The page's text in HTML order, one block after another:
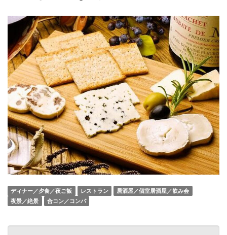
ディナー／夕食／夜ご飯 レストラン
居酒屋／個室居酒屋／飲み会
夜景／絶景
合コン／コンパ